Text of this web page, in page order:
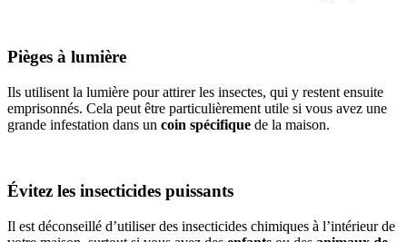
Pièges à lumière
Ils utilisent la lumière pour attirer les insectes, qui y restent ensuite
emprisonnés. Cela peut être particulièrement utile si vous avez une
grande infestation dans un coin spécifique de la maison.
Évitez les insecticides puissants
Il est déconseillé d’utiliser des insecticides chimiques à l’intérieur de